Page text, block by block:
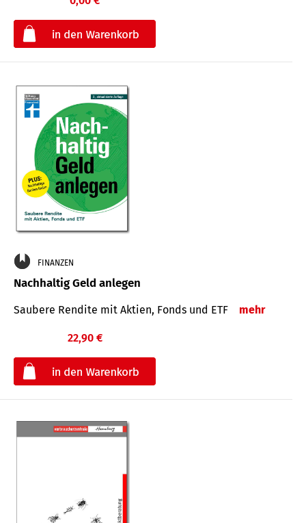
FINANZEN
Nachhaltig Geld anlegen
Saubere Rendite mit Aktien, Fonds und ETF mehr
22,90 €